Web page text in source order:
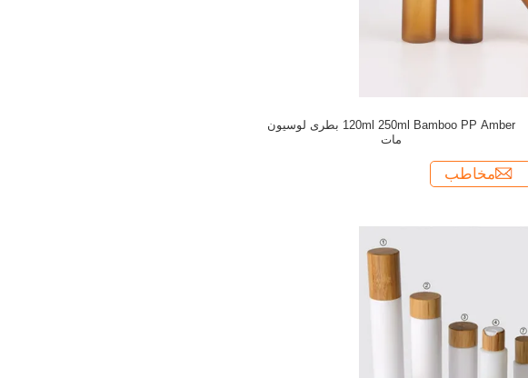
120ml 250ml Bamboo PP Amber بطری لوسیون
مات
مخاطب